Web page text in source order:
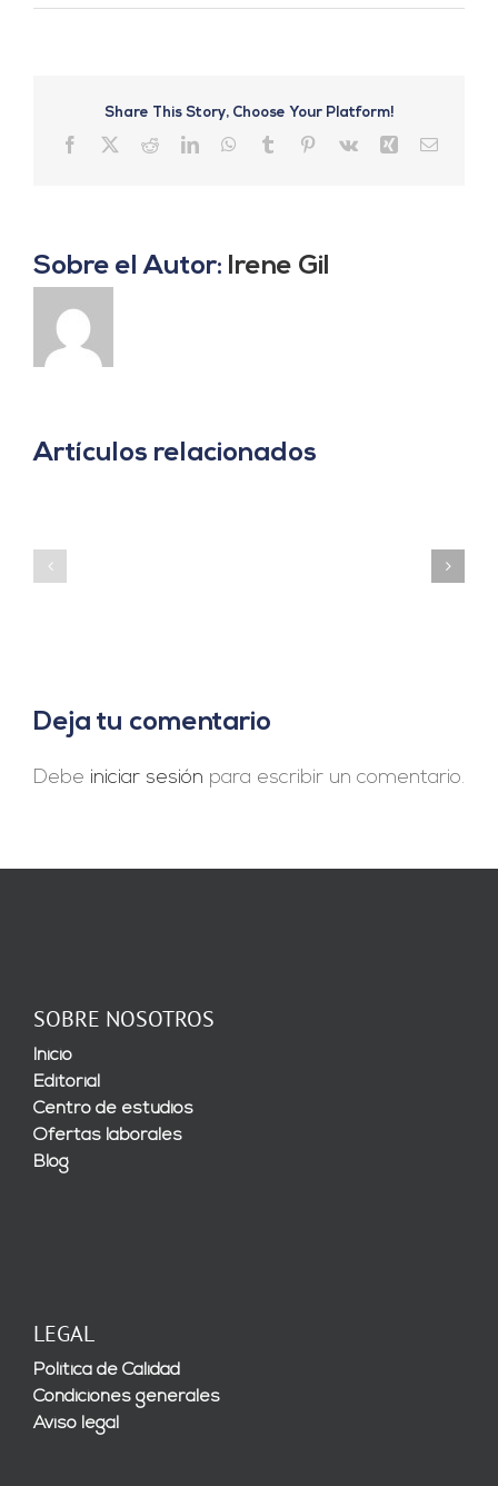
Share This Story, Choose Your Platform!
Facebook RedditLinkedInWhatsApp
Tumblr Pinterest
Vk Xing Correo
Sobre el Autor: Irene Gil
Artículos relacionados
Masterclass
Deja tu comentario
Debe iniciar sesión para escribir un comentario.
SOBRE NOSOTROS
Inicio
Editorial
Centro de estudios
Ofertas laborales
Blog
LEGAL
Política de Calidad
Condiciones generales
Aviso legal